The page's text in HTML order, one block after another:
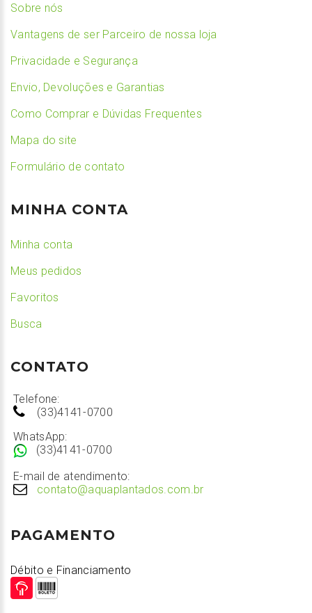
Sobre nós
Vantagens de ser Parceiro de nossa loja
Privacidade e Segurança
Envio, Devoluções e Garantias
Como Comprar e Dúvidas Frequentes
Mapa do site
Formulário de contato
MINHA CONTA
Minha conta
Meus pedidos
Favoritos
Busca
CONTATO
Telefone:
(33)4141-0700
WhatsApp:
(33)4141-0700
E-mail de atendimento:
contato@aquaplantados.com.br
PAGAMENTO
Débito e Financiamento